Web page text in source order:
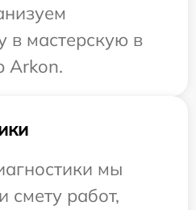
в мастерскую в
Arkon.
мы
смету работ,